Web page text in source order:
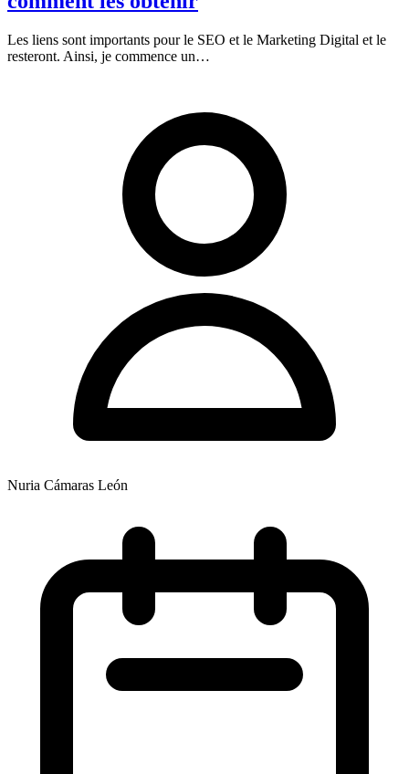
Les liens sont importants pour le SEO et le Marketing Digital et le
resteront. Ainsi, je commence un…
Nuria Cámaras León